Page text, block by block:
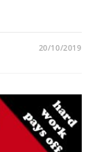
20/10/2019